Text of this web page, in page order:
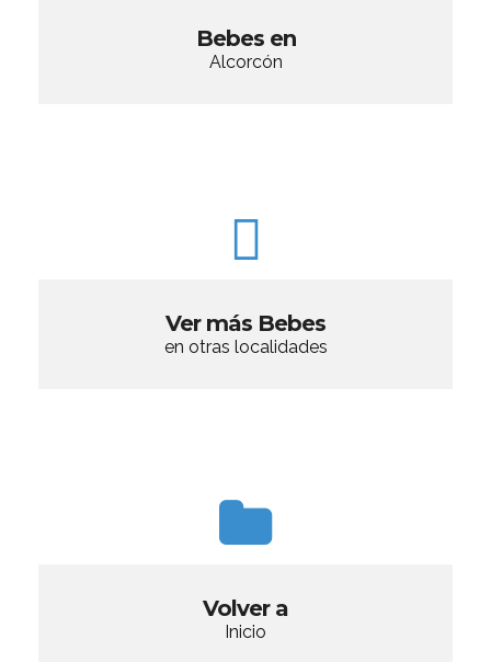
Bebes en
Alcorcón
Ver más Bebes
en otras localidades
Volver a
Inicio